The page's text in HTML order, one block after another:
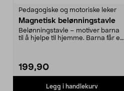
Pedagogiske og motoriske leker
Magnetisk belønningstavle
Belønningstavle – motiver barna
til å hjelpe til hjemme. Barna får en
199,90
Legg i handlekurv